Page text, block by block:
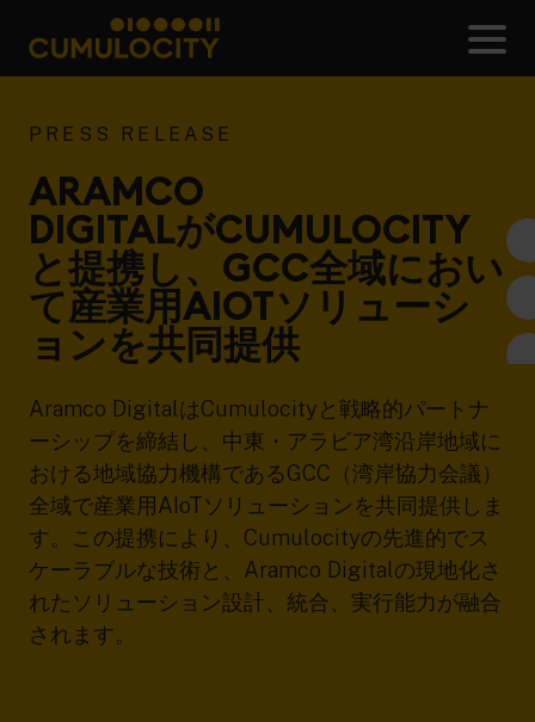
CUMULOCITY
PRESS RELEASE
ARAMCO
DIGITALがCUMULOCITY
と提携し、GCC全域におい
て産業用AIOTソリューシ
ョンを共同提供
Aramco DigitalはCumulocityと戦略的パートナ
ーシップを締結し、中東・アラビア湾沿岸地域に
おける地域協力機構であるGCC（湾岸協力会議）
全域で産業用AIoTソリューションを共同提供しま
す。この提携により、Cumulocityの先進的でス
ケーラブルな技術と、Aramco Digitalの現地化さ
れたソリューション設計、統合、実行能力が融合
されます。